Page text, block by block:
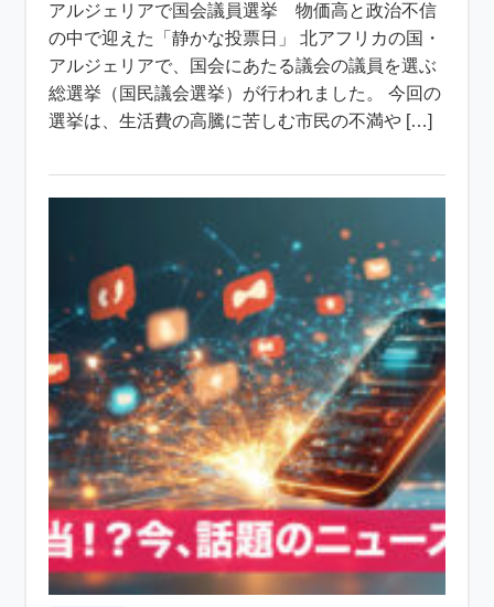
アルジェリアで国会議員選挙 物価高と政治不信
の中で迎えた「静かな投票日」 北アフリカの国・
アルジェリアで、国会にあたる議会の議員を選ぶ
総選挙（国民議会選挙）が行われました。 今回の
選挙は、生活費の高騰に苦しむ市民の不満や […]